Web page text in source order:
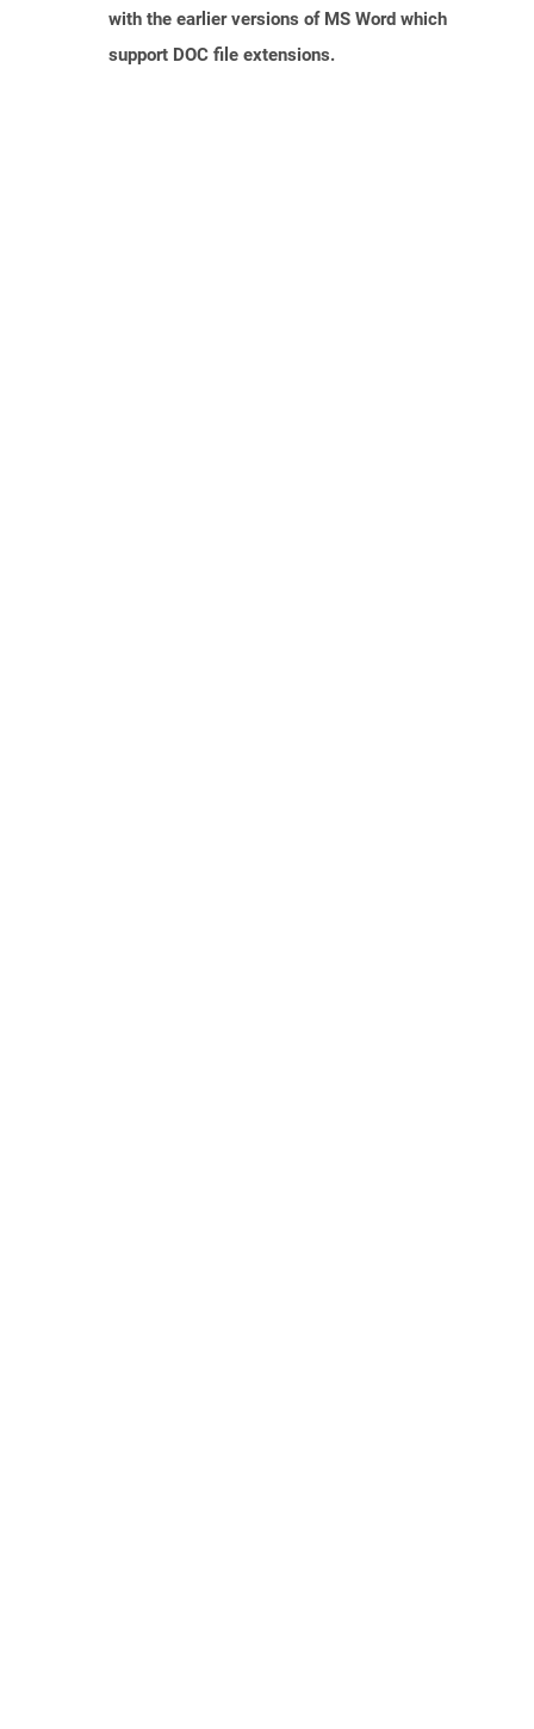
with the earlier versions of MS Word which
support DOC file extensions.